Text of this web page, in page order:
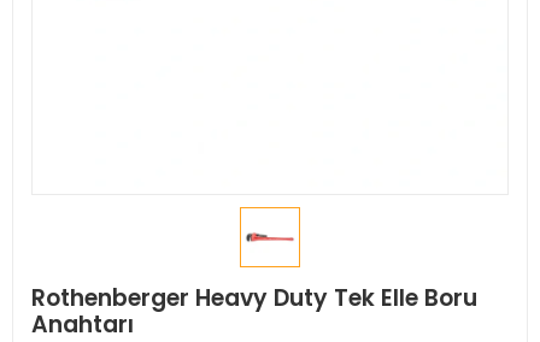
Rothenberger Heavy Duty Tek Elle Boru
Anahtarı